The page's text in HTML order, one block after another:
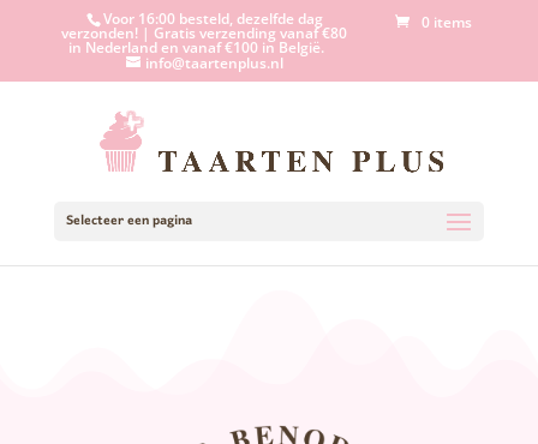
Voor 16:00 besteld, dezelfde dag
verzonden! | Gratis verzending vanaf €80
in Nederland en vanaf €100 in België.
info@taartenplus.nl
0 items
Selecteer een pagina